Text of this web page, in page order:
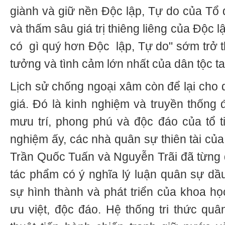
giành và giữ nền Độc lập, Tự do của Tổ
và thấm sâu giá trị thiêng liêng của Độc
có gì quý hơn Độc lập, Tự do" sớm trở
tưởng và tình cảm lớn nhất của dân tộc
Lịch sử chống ngoại xâm còn để lại cho
giá. Đó là kinh nghiệm và truyền thống
mưu trí, phong phú và độc đáo của tổ
nghiệm ấy, các nhà quân sự thiên tài
Trần Quốc Tuấn và Nguyễn Trãi đã
tác phẩm có ý nghĩa lý luận quân sự
sự hình thành và phát triển của khoa
ưu việt, độc đáo. Hệ thống tri thức